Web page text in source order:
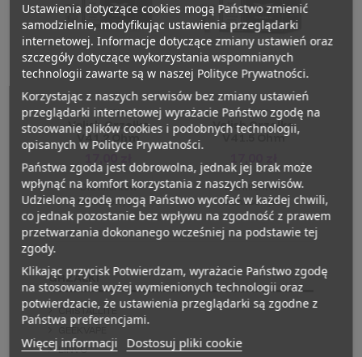
VOLISH
Volish Grzałka
V4 1.2 Ohm
Dla klientów
biznesowych
VOLISH
Volish Grzałka
V4 1.5 Ohm
Dla klientów
biznesowych
GRZAŁKI
CRISTALLITE
GEEKVAPE
LINVO
Ustawienia dotyczące cookies mogą Państwo zmienić
samodzielnie, modyfikując ustawienia przeglądarki
internetowej. Informacje dotyczące zmiany ustawień oraz
szczegóły dotyczące wykorzystania wspomnianych
technologii zawarte są w naszej Polityce Prywatności.
Korzystając z naszych serwisów bez zmiany ustawień
przeglądarki internetowej wyrażacie Państwo zgodę na
stosowanie plików cookies i podobnych technologii,
opisanych w Polityce Prywatności.
Państwa zgoda jest dobrowolna, jednak jej brak może
wpłynąć na komfort korzystania z naszych serwisów.
Udzieloną zgodę mogą Państwo wycofać w każdej chwili,
co jednak pozostanie bez wpływu na zgodność z prawem
przetwarzania dokonanego wcześniej na podstawie tej
zgody.
Klikając przycisk Potwierdzam, wyrażacie Państwo zgodę
na stosowanie wyżej wymienionych technologii oraz
potwierdzacie, że ustawienia przeglądarki są zgodne z
Państwa preferencjami.
Więcej informacji Dostosuj pliki cookie